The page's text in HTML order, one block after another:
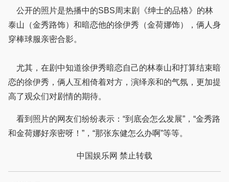
公开的照片是热播中的SBS周末剧《绅士的品格》的林
泰山（金秀路饰）和暗恋他的徐伊秀（金荷娜饰），俩人身
穿棒球服亲密合影。
尤其，在剧中知道徐伊秀暗恋自己的林泰山和打算结束暗
恋的徐伊秀，俩人互相倚着对方，演绎亲和的气氛，更加提
高了观众们对剧情的期待。
看到照片的网友们纷纷表示：“到底会怎么发展”，“金秀路
和金荷娜好亲密呀！”，“那张东健怎么办啊”等等。
中国娱乐网 禁止转载